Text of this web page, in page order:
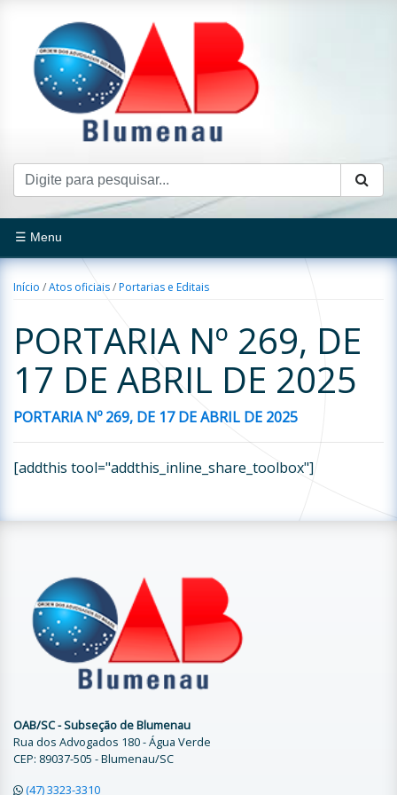
☰ Menu
Início /Atos oficiais/Portarias e Editais
PORTARIA Nº 269, DE
17 DE ABRIL DE 2025
PORTARIA Nº269, DE 17 DEABRIL DE 2025
[addthis tool="addthis_inline_share_toolbox"]
OAB/SC - Subseção de Blumenau
Rua dos Advogados 180 - Água Verde
CEP: 89037-505 - Blumenau/SC
(47) 3323-3310